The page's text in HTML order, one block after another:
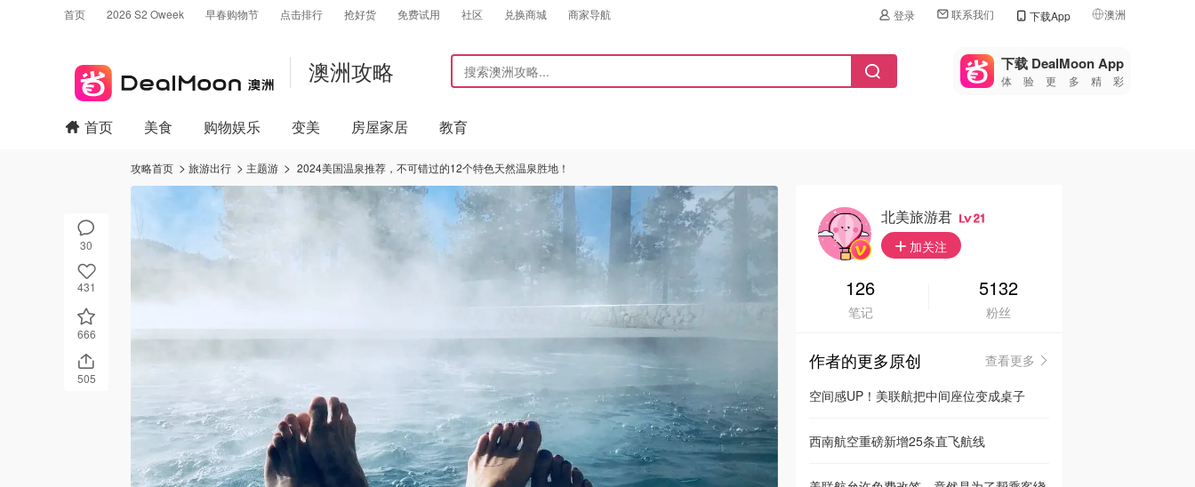
首页 2026 S2 Oweek 早春购物节 点击排行 抢好货 免费试用 社区 兑换商城 商家导航 登录 联系我们 下载App 澳洲
🇺🇸
🇨🇳 中国
🇮🇹
🇦🇺
🇳🇿新西兰
澳洲攻略 下载 DealMoon App
体验更多精彩
30
431
666
505
首页 美食 购物娱乐 变美 房屋家居 教育
攻略首页 旅游出行 主题游 2024美国温泉推荐，不可错过的12个特色天然温泉胜地！
北美旅游君 21
加关注
126
笔记
5132
粉丝
作者的更多原创
查看更多
空间感UP！美联航把中间座位变成桌子
西南航空重磅新增25条直飞航线